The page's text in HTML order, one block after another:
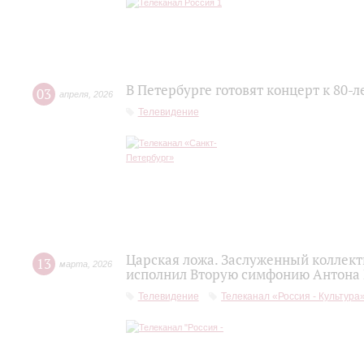
03 апреля 2026 В Петербурге готовят концерт к
Телевидение
13 марта 2026
Царская ложа. Заслуженный
исполнил Вторую симфонию Антона
Телевидение Телеканал «Россия -